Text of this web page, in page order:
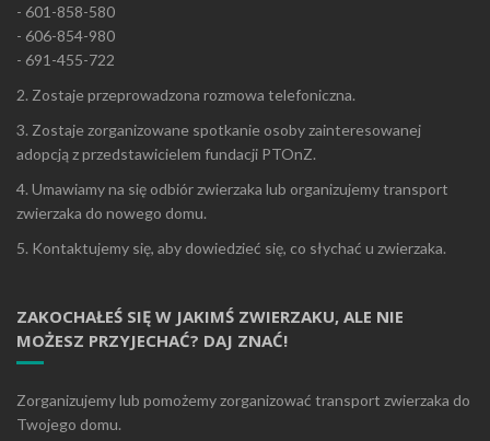
- 601-858-580
- 606-854-980
- 691-455-722
2. Zostaje przeprowadzona rozmowa telefoniczna.
3. Zostaje zorganizowane spotkanie osoby zainteresowanej
adopcją z przedstawicielem fundacji PTOnZ.
4. Umawiamy na się odbiór zwierzaka lub organizujemy transport
zwierzaka do nowego domu.
5. Kontaktujemy się, aby dowiedzieć się, co słychać u zwierzaka.
ZAKOCHAŁEŚ SIĘ W JAKIMŚ ZWIERZAKU, ALE NIE
MOŻESZ PRZYJECHAĆ? DAJ ZNAĆ!
Zorganizujemy lub pomożemy zorganizować transport zwierzaka do
Twojego domu.